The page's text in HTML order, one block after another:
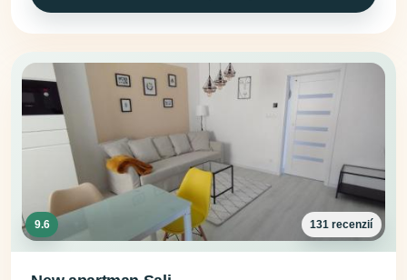
9.6 131 recenzií